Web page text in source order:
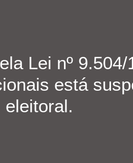
Lei nº
está
eleitoral.